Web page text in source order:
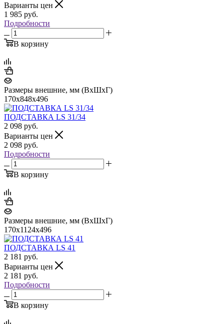
Варианты цен
1 985 руб.
Подробности
В корзину
Размеры внешние, мм (ВхШхГ)
170x848x496
ПОДСТАВКА LS 31/34
2 098 руб.
Варианты цен
2 098 руб.
Подробности
В корзину
Размеры внешние, мм (ВхШхГ)
170x1124x496
ПОДСТАВКА LS 41
2 181 руб.
Варианты цен
2 181 руб.
Подробности
В корзину